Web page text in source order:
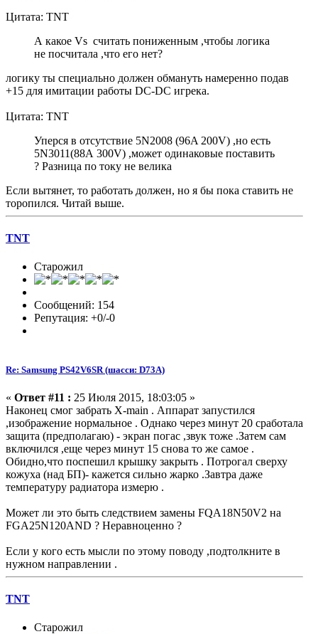
Цитата: TNT
А какое Vs считать пониженным ,чтобы логика
не посчитала ,что его нет?
логику ты специально должен обмануть намеренно подав
+15 для имитации работы DC-DC игрека.
Цитата: TNT
Уперся в отсутствие 5N2008 (96A 200V) ,но есть
5N3011(88А 300V) ,может одинаковые поставить
? Разница по току не велика
Если вытянет, то работать должен, но я бы пока ставить не
торопился. Читай выше.
TNT
Старожил
Сообщений: 154
Репутация: +0/-0
Re: Samsung PS42V6SR (шасси: D73A)
« Ответ #11 : 25 Июля 2015, 18:03:05 »
Наконец смог забрать X-main . Аппарат запустился
,изображение нормальное . Однако через минут 20 сработала
защита (предполагаю) - экран погас ,звук тоже .Затем сам
включился ,еще через минут 15 снова то же самое .
Обидно,что поспешил крышку закрыть . Потрогал сверху
кожуха (над БП)- кажется сильно жарко .Завтра даже
температуру радиатора измерю .
Может ли это быть следствием замены FQA18N50V2 на
FGA25N120AND ? Неравноценно ?
Если у кого есть мысли по этому поводу ,подтолкните в
нужном направлении .
TNT
Старожил